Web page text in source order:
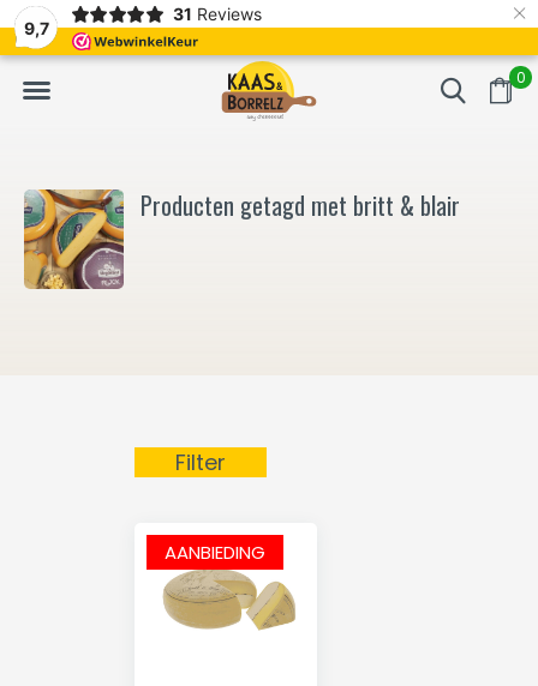
9,7
31 Reviews ×
0
Vers van het mes en gevacumeerd Vaak volgende
Producten getagd met britt & blair
Filter
AANBIEDING